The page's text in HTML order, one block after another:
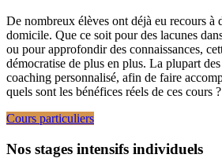
De nombreux élèves ont déjà eu recours à
domicile. Que ce soit pour des lacunes
ou pour approfondir des connaissances,
démocratise de plus en plus. La plupart
coaching personnalisé, afin de faire
quels sont les bénéfices réels de ces cours ?
Cours particuliers
Nos stages intensifs individuels